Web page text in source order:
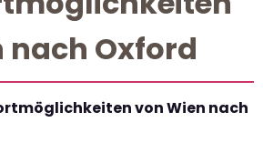
nach Oxford
von Wien nach